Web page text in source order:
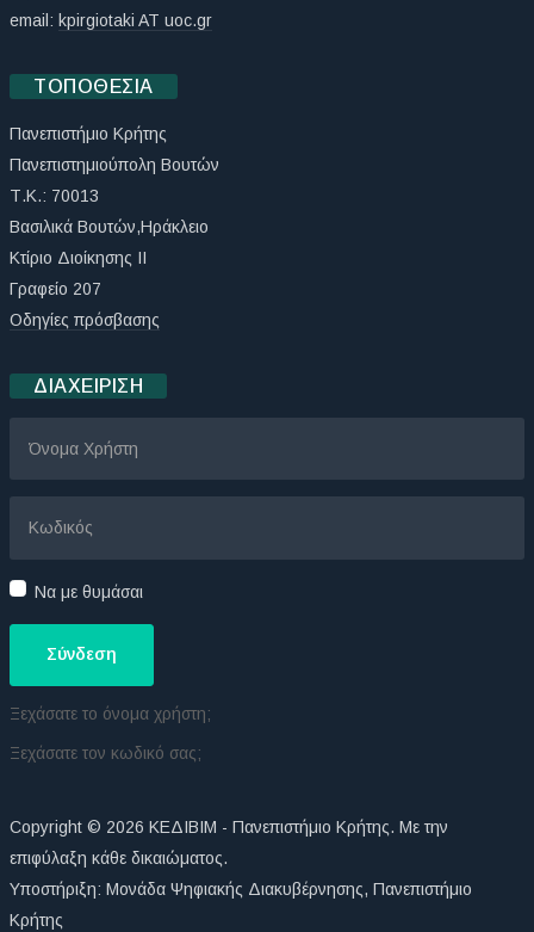
email: kpirgiotaki AT uoc.gr
ΤΟΠΟΘΕΣΊΑ
Πανεπιστήμιο Κρήτης
Πανεπιστημιούπολη Βουτών
Τ.Κ.: 70013
Βασιλικά Βουτών,Ηράκλειο
Κτίριο Διοίκησης ΙΙ
Γραφείο 207
Οδηγίες πρόσβασης
ΔΙΑΧΕΊΡΙΣΗ
Να με θυμάσαι
Σύνδεση
Ξεχάσατε το όνομα χρήστη;
Ξεχάσατε τον κωδικό σας;
Copyright © 2026 ΚΕΔΙΒΙΜ - Πανεπιστήμιο Κρήτης. Με την
επιφύλαξη κάθε δικαιώματος.
Υποστήριξη: Μονάδα Ψηφιακής Διακυβέρνησης, Πανεπιστήμιο
Κρήτης